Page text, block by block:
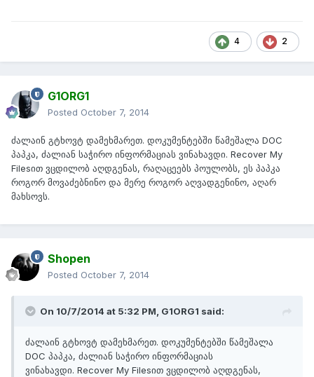
4 2
G1ORG1
Posted October 7, 2014
ძალაინ გტხოვტ დამეხმარეთ. დოკუმენტებში წამეშალა DOC
პაპკა, ძალიან საჭირო ინფორმაციას ვინახავდი. Recover My
Filesით ვცდილობ აღდგენას, რაღაცეებს პოულობს, ეს პაპკა
როგორ მოვაძებნინო და მერე როგორ აღვადგენინო, აღარ
მახსოვს.
Shopen
Posted October 7, 2014
On 10/7/2014 at 5:32 PM, G1ORG1 said:
ძალაინ გტხოვტ დამეხმარეთ. დოკუმენტებში წამეშალა
DOC პაპკა, ძალიან საჭირო ინფორმაციას
ვინახავდი. Recover My Filesით ვცდილობ აღდგენას,